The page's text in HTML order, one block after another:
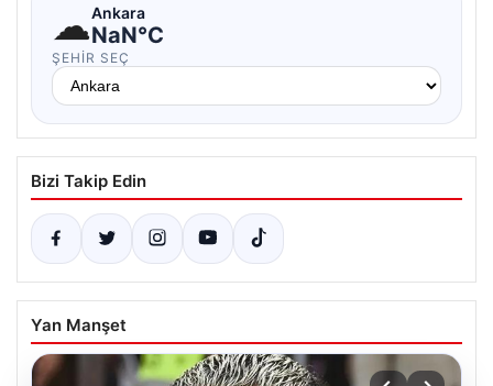
☁Ankara
NaN°C
ŞEHIR SEÇ
Bizi Takip Edin
Yan Manşet